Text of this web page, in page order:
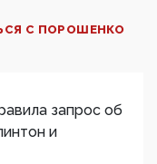
С ПОРОШЕНКО
запрос об
и